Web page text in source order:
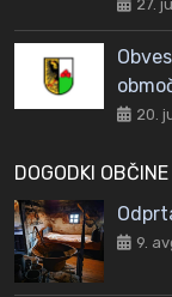
27.
20.
DOGODKI
9.